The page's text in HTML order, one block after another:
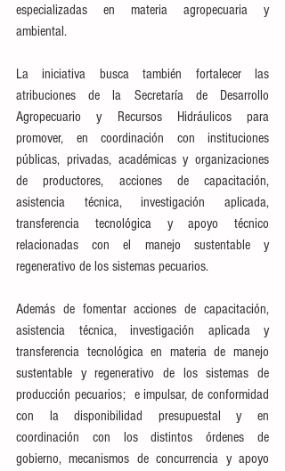
especializadas en materia agropecuaria y
ambiental.
La iniciativa busca también fortalecer las
atribuciones de la Secretaría de Desarrollo
Agropecuario y Recursos Hidráulicos para
promover, en coordinación con instituciones
públicas, privadas, académicas y organizaciones
de productores, acciones de capacitación,
asistencia técnica, investigación aplicada,
transferencia tecnológica y apoyo técnico
relacionadas con el manejo sustentable y
regenerativo de los sistemas pecuarios.
Además de fomentar acciones de capacitación,
asistencia técnica, investigación aplicada y
transferencia tecnológica en materia de manejo
sustentable y regenerativo de los sistemas de
producción pecuarios;  e impulsar, de conformidad
con la disponibilidad presupuestal y en
coordinación con los distintos órdenes de
gobierno, mecanismos de concurrencia y apoyo